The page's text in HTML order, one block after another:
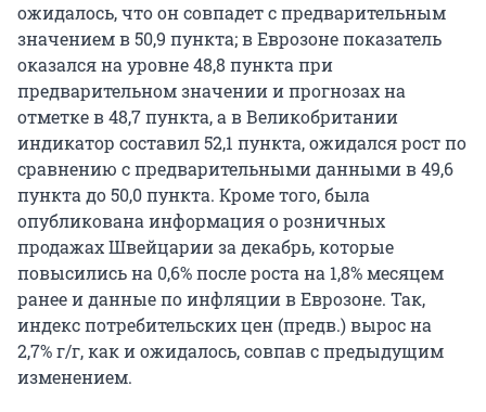
ожидалось, что он совпадет с предварительным
значением в 50,9 пункта; в Еврозоне показатель
оказался на уровне 48,8 пункта при
предварительном значении и прогнозах на
отметке в 48,7 пункта, а в Великобритании
индикатор составил 52,1 пункта, ожидался рост по
сравнению с предварительными данными в 49,6
пункта до 50,0 пункта. Кроме того, была
опубликована информация о розничных
продажах Швейцарии за декабрь, которые
повысились на 0,6% после роста на 1,8% месяцем
ранее и данные по инфляции в Еврозоне. Так,
индекс потребительских цен (предв.) вырос на
2,7% г/г, как и ожидалось, совпав с предыдущим
изменением.